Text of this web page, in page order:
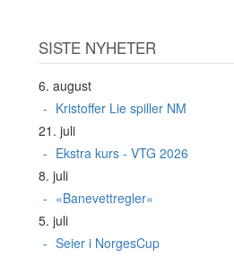
SISTE NYHETER
6. august
Kristoffer Lie spiller NM
21. juli
Ekstra kurs - VTG 2026
8. juli
«Banevettregler»
5. juli
Seier i NorgesCup